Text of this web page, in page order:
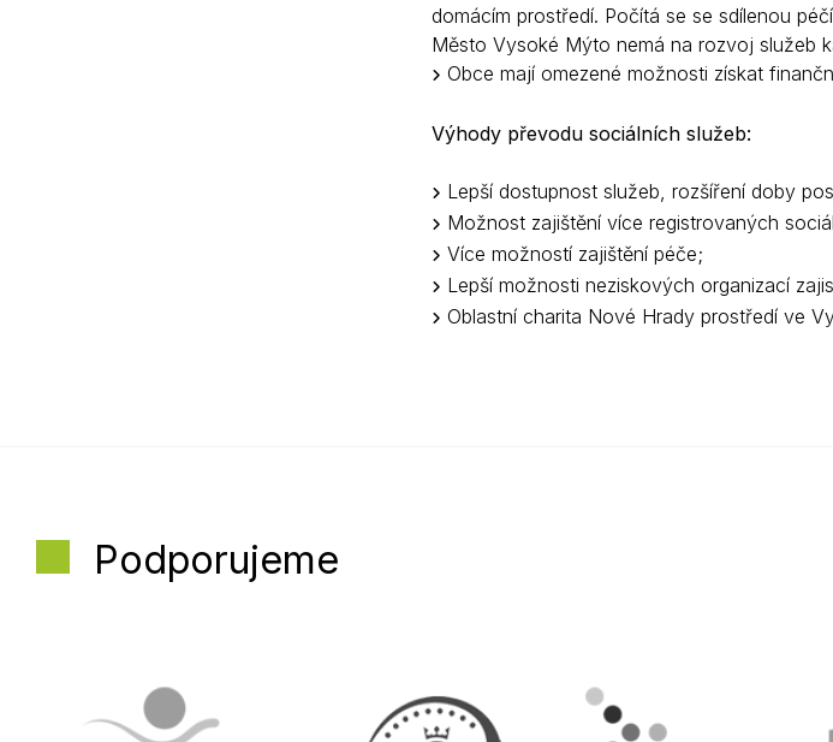
domácím prostředí. Počítá se se sdílenou
Město Vysoké Mýto nemá na rozvoj služeb
Obce mají omezené možnosti získat
Výhody převodu sociálních služeb:
Lepší dostupnost služeb, rozšíření doby
Možnost zajištění více registrovaných
Více možností zajištění péče;
Lepší možnosti neziskových organizací
Oblastní charita Nové Hrady prostředí ve
Podporujeme